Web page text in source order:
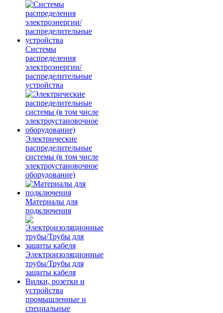
Системы
распределения
электроэнергии/
распределительные
устройства
Электрические
распределительные
системы (в том числе
электроустановочное
оборудование)
Материалы для
подключения
Электроизоляционные
трубы/Трубы для
защиты кабеля
Вилки, розетки и
устройства
промышленные и
специальные